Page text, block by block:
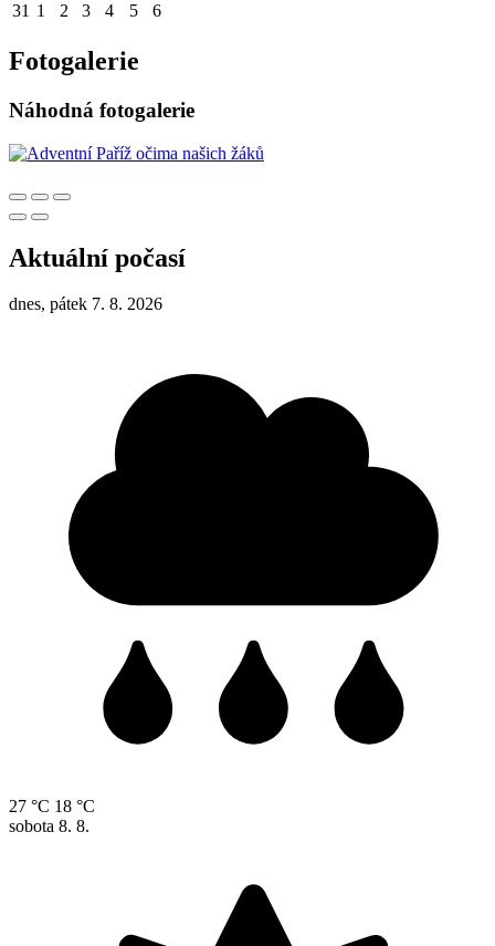
31 1 2 3 4 5 6
Fotogalerie
Náhodná fotogalerie
Aktuální počasí
dnes, pátek 7. 8. 2026
27 °C 18 °C
sobota 8. 8.